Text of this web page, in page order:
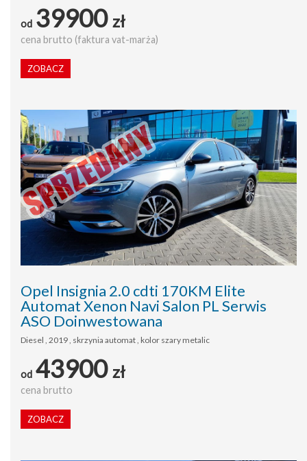
od 39900 zł
cena brutto (faktura vat-marża)
ZOBACZ
Opel Insignia 2.0 cdti 170KM Elite
Automat Xenon Navi Salon PL Serwis
ASO Doinwestowana
Diesel , 2019 , skrzynia automat , kolor szary metalic
od 43900 zł
cena brutto
ZOBACZ